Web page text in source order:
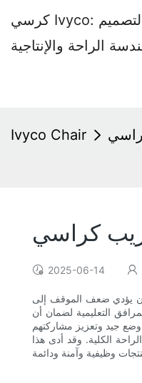
كرسي Ivyco: مصنع كراسي المكاتب المتخصص في تصنيع المعدات الأصلية/تصنيع التصميم
الراحة والإنتاجية
Ivyco Chair
كراسي
2025-06-14
أن يؤدي ضعف الموقف إلى
التعليمية لضمان أن
الكلية. وقد أدى هذا